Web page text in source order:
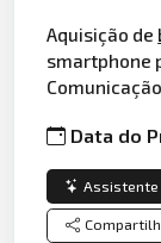
Aquisição de
smartphone
Comunicação
Data do
Assistente